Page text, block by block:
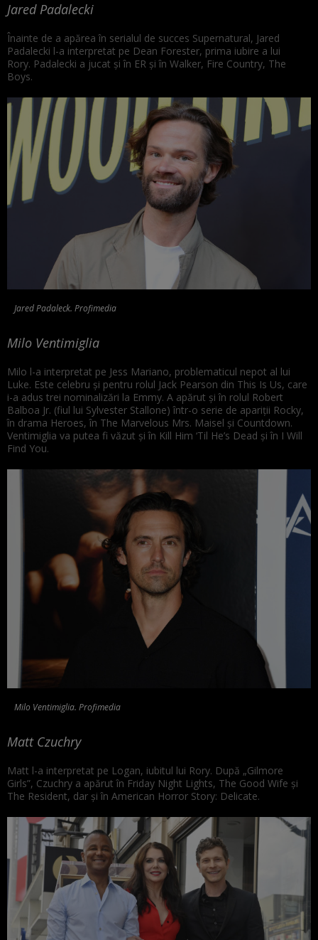
Jared Padalecki
Înainte de a apărea în serialul de succes Supernatural, Jared
Padalecki l-a interpretat pe Dean Forester, prima iubire a lui
Rory. Padalecki a jucat și în ER și în Walker, Fire Country, The
Boys.
Jared Padaleck. Profimedia
Milo Ventimiglia
Milo l-a interpretat pe Jess Mariano, problematicul nepot al lui
Luke. Este celebru și pentru rolul Jack Pearson din This Is Us, care
i-a adus trei nominalizări la Emmy. A apărut și în rolul Robert
Balboa Jr. (fiul lui Sylvester Stallone) într-o serie de apariții Rocky,
în drama Heroes, în The Marvelous Mrs. Maisel și Countdown.
Ventimiglia va putea fi văzut și în Kill Him ‘Til He’s Dead și în I Will
Find You.
Milo Ventimiglia. Profimedia
Matt Czuchry
Matt l-a interpretat pe Logan, iubitul lui Rory. După „Gilmore
Girls”, Czuchry a apărut în Friday Night Lights, The Good Wife și
The Resident, dar și în American Horror Story: Delicate.